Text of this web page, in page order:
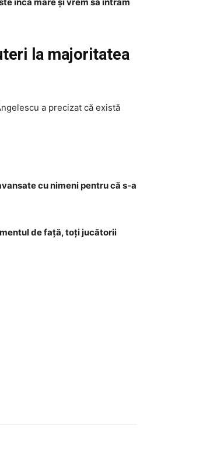
încă mare și vrem să intrăm
la majoritatea
a precizat că există
cu nimeni pentru că s-a
de față, toți jucătorii